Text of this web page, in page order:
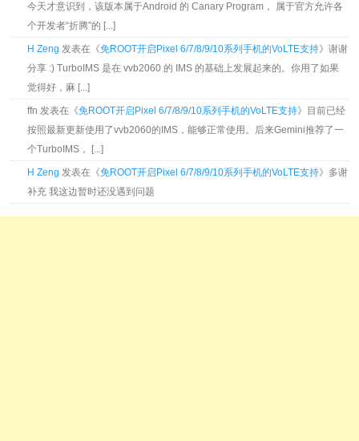
今天才意识到，该版本属于Android 的 Canary Program， 属于官方允许各
个开发者“折腾”的 [...]
H Zeng 发表在《免ROOT开启Pixel 6/7/8/9/10系列手机的VoLTE支持》谢谢
分享 :) TurboIMS 是在 vvb2060 的 IMS 的基础上发展起来的。你用了如果
觉得好，麻 [...]
ffn 发表在《免ROOT开启Pixel 6/7/8/9/10系列手机的VoLTE支持》目前已经
按照最新更新使用了vvb2060的IMS，能够正常使用。后来Gemini推荐了一
个TurboIMS， [...]
H Zeng 发表在《免ROOT开启Pixel 6/7/8/9/10系列手机的VoLTE支持》多谢
补充 我这边暂时还没遇到问题